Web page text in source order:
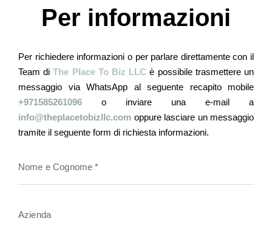
Per informazioni
Per richiedere informazioni o per parlare direttamente con il
Team diThe Place To Biz LLC è possibile trasmettere un
messaggio via WhatsApp al seguente recapito mobile
+971585261096 o inviare una e-mail a
info@theplacetobizllc.com oppure lasciare un messaggio
tramite il seguente form di richiesta informazioni.